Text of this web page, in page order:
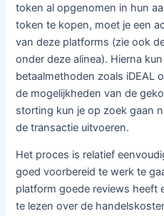
token al opgenomen in hun
token te kopen, moet je een
van deze platforms (zie ook
onder deze alinea). Hierna
betaalmethoden zoals iDEAL
de mogelijkheden van de
storting kun je op zoek gaan
de transactie uitvoeren.
Het proces is relatief
goed voorbereid te werk te
platform goede reviews heeft
te lezen over de